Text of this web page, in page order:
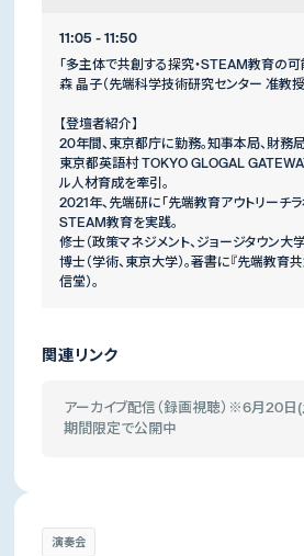
11:05 - 11:50
「多主体で共創する探究・STEAM教育の
森 晶子（先端科学技術研究センター 准教授
【登壇者紹介】
20年間、東京都庁に勤務。知事本局、財務
東京都英語村 TOKYO GLOGAL
ル人材育成を牽引。
2021年、先端研に「先端教育アウトリーチラ
STEAM教育を実践。
修士（政策マネジメント、ジョージタウン大
博士（学術、東京大学）。著書に『先端教育
信堂）。
関連リンク
アーカイブ配信（録画視聴）※6月20日
期間限定で公開中
演奏会